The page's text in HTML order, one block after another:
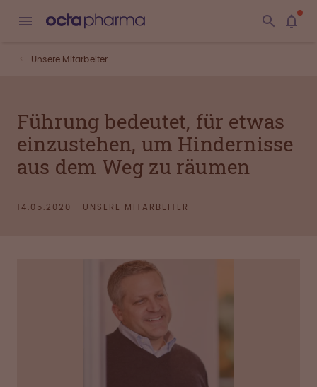
Unsere Mitarbeiter
Führung bedeutet, für etwas
einzustehen, um Hindernisse
aus dem Weg zu räumen
14.05.2020 UNSERE MITARBEITER